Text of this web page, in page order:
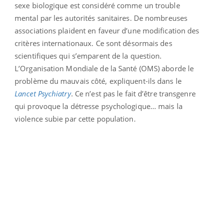
sexe biologique est considéré comme un trouble
mental par les autorités sanitaires. De nombreuses
associations plaident en faveur d’une modification des
critères internationaux. Ce sont désormais des
scientifiques qui s’emparent de la question.
L’Organisation Mondiale de la Santé (OMS) aborde le
problème du mauvais côté, expliquent-ils dans le
Lancet Psychiatry. Ce n’est pas le fait d’être transgenre
qui provoque la détresse psychologique… mais la
violence subie par cette population.